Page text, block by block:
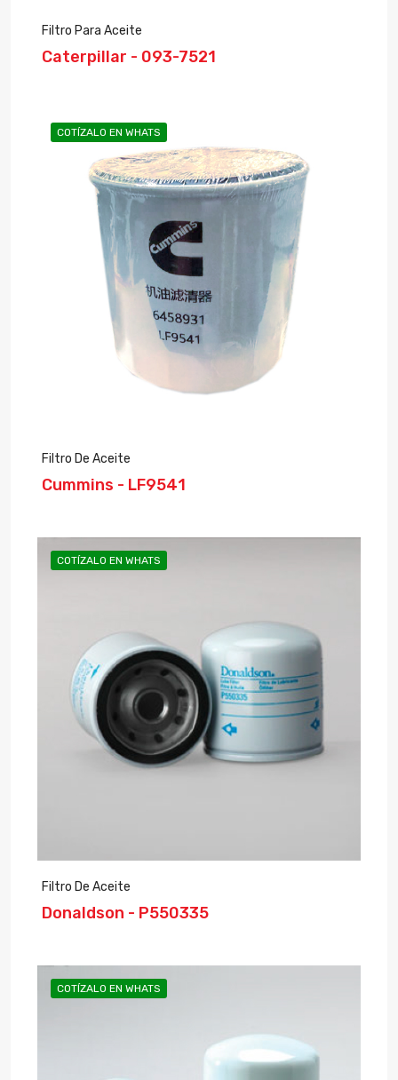
Filtro Para Aceite
Caterpillar - 093-7521
COTÍZALO EN WHATS
Filtro De Aceite
Cummins - LF9541
COTÍZALO EN WHATS
Filtro De Aceite
Donaldson - P550335
COTÍZALO EN WHATS